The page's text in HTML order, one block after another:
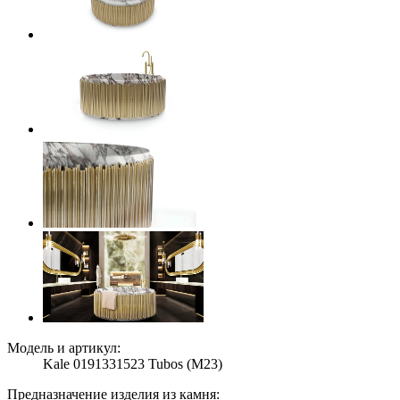
Модель и артикул:
Kale 0191331523 Tubos (M23)
Предназначение изделия из камня: